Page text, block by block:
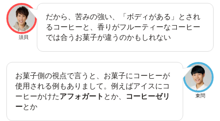
須貝
だから、苦みの強い、「ボディがある」とされ
るコーヒーと、香りがフルーティーなコーヒー
では合うお菓子が違うのかもしれない
東問
お菓子側の視点で言うと、お菓子にコーヒーが
使用される例もありまして。例えばアイスにコ
ーヒーかけたアフォガート とか、
コーヒーゼリ
ーとか